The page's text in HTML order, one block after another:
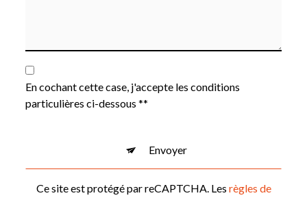
En cochant cette case, j'accepte les conditions
particulières ci-dessous **
Envoyer
Ce site est protégé par reCAPTCHA. Les règles de